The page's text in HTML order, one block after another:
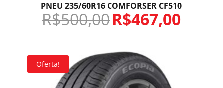
PNEU 235/60R16 COMFORSER CF510
R$500,00R$467,00
Oferta!